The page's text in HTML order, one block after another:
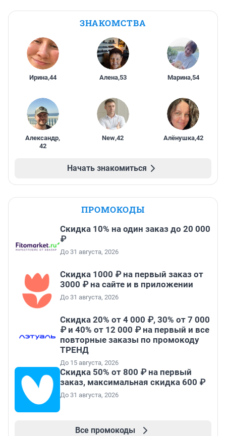
ЗНАКОМСТВА
Ирина,44 Алена,53 Марина,54
Александр,
42
New,42 Алёнушка,42
Начать знакомиться
ПРОМОКОДЫ
Скидка 10% на один заказ до 20 000
₽
До 31 августа, 2026
Скидка 1000 ₽ на первый заказ от
3000 ₽ на сайте и в приложении
До 31 августа, 2026
Скидка 20% от 4 000 ₽, 30% от 7 000
₽ и 40% от 12 000 ₽ на первый и все
повторные заказы по промокоду
ТРЕНД
До 15 августа, 2026
Скидка 50% от 800 ₽ на первый
заказ, максимальная скидка 600 ₽
До 31 августа, 2026
Все промокоды